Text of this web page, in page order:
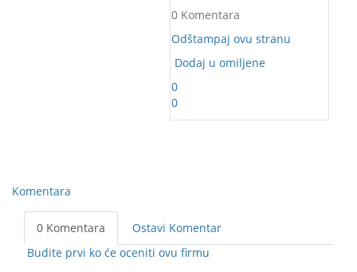
0 Komentara
Odštampaj ovu stranu
Dodaj u omiljene
0
0
Komentara
0 Komentara
Ostavi Komentar
Budite prvi ko će oceniti ovu firmu